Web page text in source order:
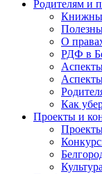
Родителям и
О
РДФ в
Как
Проекты и